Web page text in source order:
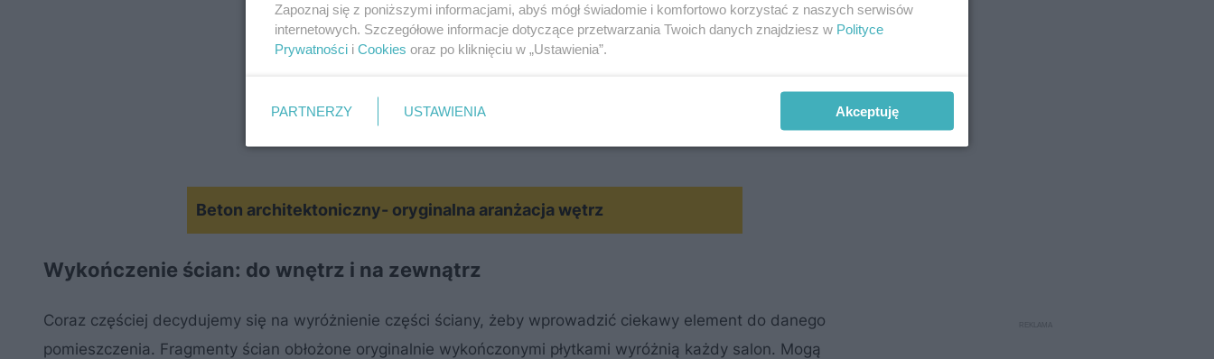
Beton architektoniczny- oryginalna aranżacja wętrz
Wykończenie ścian: do wnętrz i na zewnątrz
Coraz częściej decydujemy się na wyróżnienie części ściany, żeby wprowadzić ciekawy element do danego
pomieszczenia. Fragmenty ścian obłożone oryginalnie wykończonymi płytkami wyróżnią każdy salon. Mogą
Zapoznaj się z poniższymi informacjami, abyś mógł świadomie i komfortowo korzystać z naszych serwisów
internetowych. Szczegółowe informacje dotyczące przetwarzania Twoich danych znajdziesz w Polityce
Prywatności i Cookies oraz po kliknięciu w „Ustawienia”.
PARTNERZY USTAWIENIA Akceptuję